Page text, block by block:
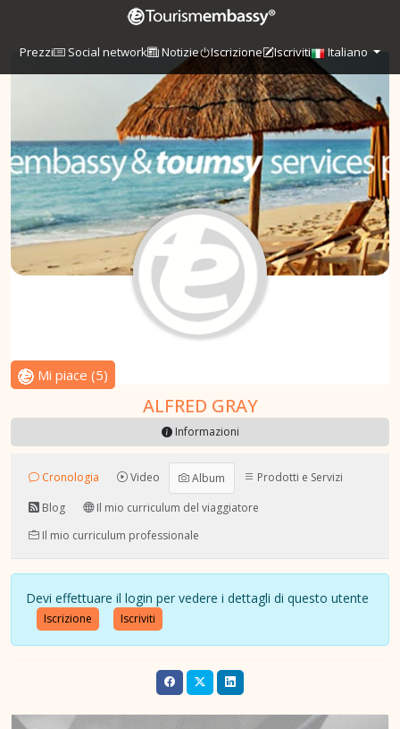
Prezzi Social network Notizie Iscrizione Iscriviti Italiano
Mi piace (5)
ALFRED GRAY
Informazioni
Cronologia Video Album
Prodotti e Servizi
Blog
Il mio curriculum del viaggiatore
Il mio curriculum professionale
Devi effettuare il login per vedere i dettagli di questo utente
Iscrizione Iscriviti